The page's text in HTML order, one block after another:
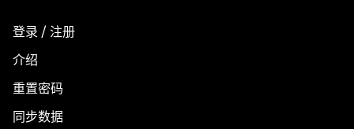
登录 / 注册
介绍
重置密码
同步数据